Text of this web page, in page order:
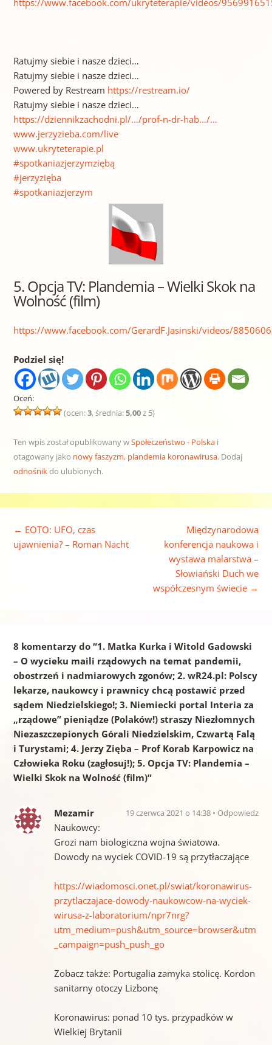
Ratujmy siebie i nasze dzieci…
Ratujmy siebie i nasze dzieci…
Powered by Restream https://restream.io/
Ratujmy siebie i nasze dzieci…
https://dziennikzachodni.pl/…/prof-n-dr-hab…/…
www.jerzyzieba.com/live
www.ukryteterapie.pl
#spotkaniazjerzymziębą
#jerzyzięba
#spotkaniazjerzym
5. Opcja TV: Plandemia – Wielki Skok na
Wolność (film)
https://www.facebook.com/GerardF.Jasinski/videos/
Podziel się!
Oceń:
(ocen:3, średnia:5,00z 5)
Ten wpis został opublikowany wSpołeczeństwo - Polskai
otagowany jako nowy faszyzm, plandemia koronawirusa. Dodaj
odnośnikdo ulubionych.
← EOTO: UFO, czas
ujawnienia? – Roman Nacht
Międzynarodowa
konferencja naukowa i
wystawa malarstwa –
Słowiański Duch we
współczesnym świecie →
8 komentarzy do “1. Matka Kurka i Witold Gadowski
– O wycieku maili rządowych na temat pandemii,
obostrzeń i nadmiarowych zgonów; 2. wR24.pl: Polscy
lekarze, naukowcy i prawnicy chcą postawić przed
sądem Niedzielskiego!; 3. Niemiecki portal Interia za
„rządowe” pieniądze (Polaków!) straszy Niezłomnych
Niezaszczepionych Górali Niedzielskim, Czwartą Falą
i Turystami; 4. Jerzy Zięba – Prof Korab Karpowicz na
Człowieka Roku (zagłosuj!); 5. Opcja TV: Plandemia –
Wielki Skok na Wolność (film)”
Mezamir 19 czerwca 2021 o 14:38 Odpowiedz
Naukowcy:
Grozi nam biologiczna wojna światowa.
Dowody na wyciek COVID-19 są przytłaczające
https://wiadomosci.onet.pl/swiat/koronawirus-
przytlaczajace-dowody-naukowcow-na-wyciek-
wirusa-z-laboratorium/npr7nrg?
utm_medium=push&utm_source=browser&utm
_campaign=push_push_go
Zobacz także: Portugalia zamyka stolicę. Kordon
sanitarny otoczy Lizbonę
Koronawirus: ponad 10 tys. przypadków w
Wielkiej Brytanii